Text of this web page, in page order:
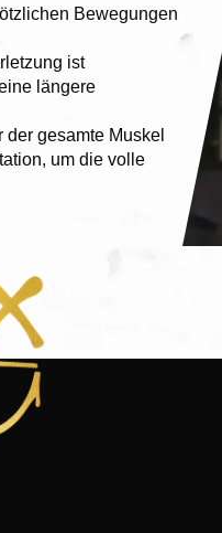
Bewegungen
ist
längere
gesamte Muskel
um die volle